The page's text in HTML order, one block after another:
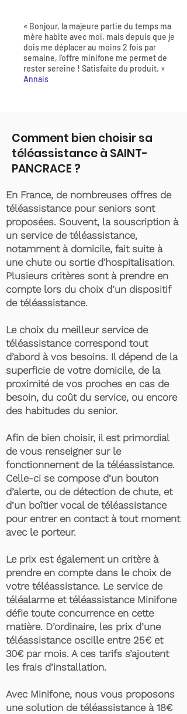
« Bonjour, la majeure partie du temps ma
mère habite avec moi, mais depuis que je
dois me déplacer au moins 2 fois par
semaine, l'offre minifone me permet de
rester sereine ! Satisfaite du produit. »
Annais
Comment bien choisir sa
téléassistance à SAINT-
PANCRACE ?
En France, de nombreuses offres de
téléassistance pour seniors sont
proposées. Souvent, la souscription à
un service de téléassistance,
notamment à domicile, fait suite à
une chute ou sortie d'hospitalisation.
Plusieurs critères sont à prendre en
compte lors du choix d’un dispositif
de téléassistance.
Le choix du meilleur service de
téléassistance correspond tout
d’abord à vos besoins. Il dépend de la
superficie de votre domicile, de la
proximité de vos proches en cas de
besoin, du coût du service, ou encore
des habitudes du senior.
Afin de bien choisir, il est primordial
de vous renseigner sur le
fonctionnement de la téléassistance.
Celle-ci se compose d’un bouton
d’alerte, ou de détection de chute, et
d’un boîtier vocal de téléassistance
pour entrer en contact à tout moment
avec le porteur.
Le prix est également un critère à
prendre en compte dans le choix de
votre téléassistance. Le service de
téléalarme et téléassistance Minifone
défie toute concurrence en cette
matière. D’ordinaire, les prix d’une
téléassistance oscille entre 25€ et
30€ par mois. A ces tarifs s’ajoutent
les frais d’installation.
Avec Minifone, nous vous proposons
une solution de téléassistance à 18€